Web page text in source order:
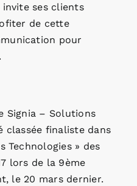
ses clients
de cette
pour
Signia – Solutions
classée finaliste dans
Technologies » des
lors de la 9ème
le 20 mars dernier.